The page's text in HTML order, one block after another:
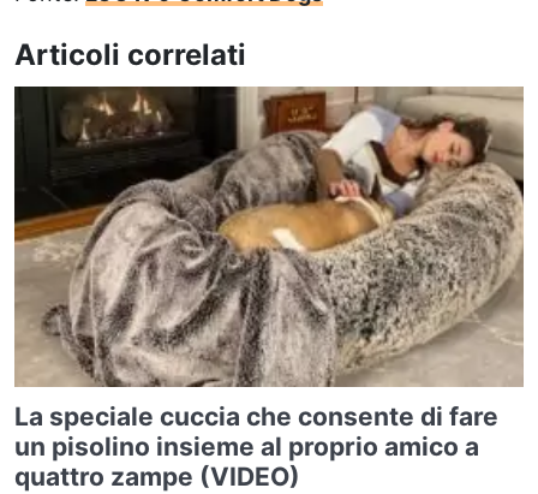
Articoli correlati
La speciale cuccia che consente di fare
un pisolino insieme al proprio amico a
quattro zampe (VIDEO)